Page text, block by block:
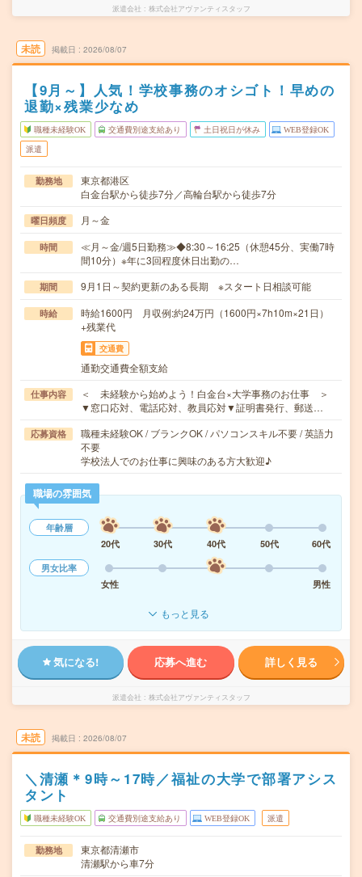
派遣会社 株式会社アヴァンティスタッフ
未読 掲載日 2026/08/07
【9月～】人気！学校事務のオシゴト！早めの
退勤×残業少なめ
職種未経験OK 交通費別途支給あり 土日祝日が休み WEB登録OK
派遣
勤務地
東京都港区
白金台駅から徒歩7分／高輪台駅から徒歩7分
曜日頻度 月～金
時間
≪月～金/週5日勤務≫◆8:30～16:25（休憩45分、実働7時
間10分）※年に3回程度休日出勤の…
期間 9月1日～契約更新のある長期 ※スタート日相談可能
時給
時給1600円 月収例:約24万円（1600円×7h10m×21日）
+残業代
交通費
通勤交通費全額支給
仕事内容
＜ 未経験から始めよう！白金台×大学事務のお仕事 ＞
▼窓口応対、電話応対、教員応対▼証明書発行、郵送…
応募資格
職種未経験OK / ブランクOK / パソコンスキル不要 / 英語力
不要
学校法人でのお仕事に興味のある方大歓迎♪
職場の雰囲気
年齢層
20代
30代 40代 50代
60代
男女比率
女性
男性
もっと見る
気になる! 応募へ進む 詳しく見る
派遣会社 株式会社アヴァンティスタッフ
未読 掲載日 2026/08/07
＼清瀬＊9時～17時／福祉の大学で部署アシス
タント
職種未経験OK 交通費別途支給あり WEB登録OK 派遣
勤務地
東京都清瀬市
清瀬駅から車7分